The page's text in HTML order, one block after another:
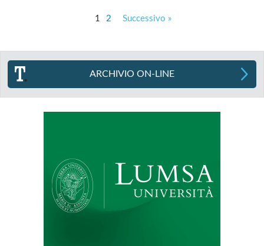
1 2 Successivo »
ARCHIVIO ON-LINE